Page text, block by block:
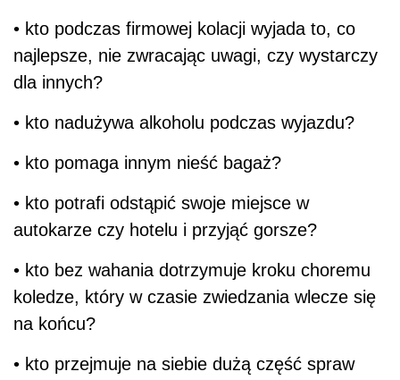
• kto podczas firmowej kolacji wyjada to, co
najlepsze, nie zwracając uwagi, czy wystarczy
dla innych?
• kto nadużywa alkoholu podczas wyjazdu?
• kto pomaga innym nieść bagaż?
• kto potrafi odstąpić swoje miejsce w
autokarze czy hotelu i przyjąć gorsze?
• kto bez wahania dotrzymuje kroku choremu
koledze, który w czasie zwiedzania wlecze się
na końcu?
• kto przejmuje na siebie dużą część spraw